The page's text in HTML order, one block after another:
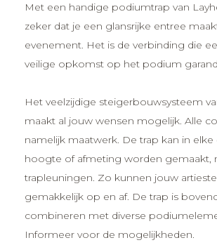
Met een handige podiumtrap van
zeker dat je een glansrijke entree
evenement. Het is de verbinding die
veilige opkomst op het podium
Het veelzijdige steigerbouwsysteem
maakt al jouw wensen mogelijk. Alle
namelijk maatwerk. De trap kan in
hoogte of afmeting worden gemaakt,
trapleuningen. Zo kunnen jouw
gemakkelijk op en af. De trap is
combineren met diverse
Informeer voor de mogelijkheden.